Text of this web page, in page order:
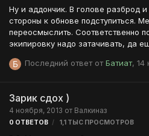
Ну и аддончик. В голове разброд
стороны к обнове подступиться. Механику надо
переосмыслить. Соответственно
экипировку надо затачивать, да
квесты нового аддона делать, так
все это не осилю. Хотя с другой стороны кажется потенциал у
аддона вроде бы очень не слабый.
траблы... Не жди меня мама, хорошего сына, твой сын - не
Последний ответ отБатиат, 14
Зарик сдох )
4 ноября, 2013 от Валкиназ
0 ОТВЕТОВ 1,1 ТЫС ПРОСМОТРОВ